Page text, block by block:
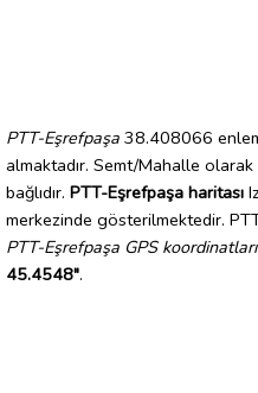
PTT-Eşrefpaşa 38.408066
almaktadır. Semt/Mahalle
bağlıdır. PTT-Eşrefpaşa haritası
merkezinde gösterilmektedir.
PTT-Eşrefpaşa GPS koordinatları
45.4548".